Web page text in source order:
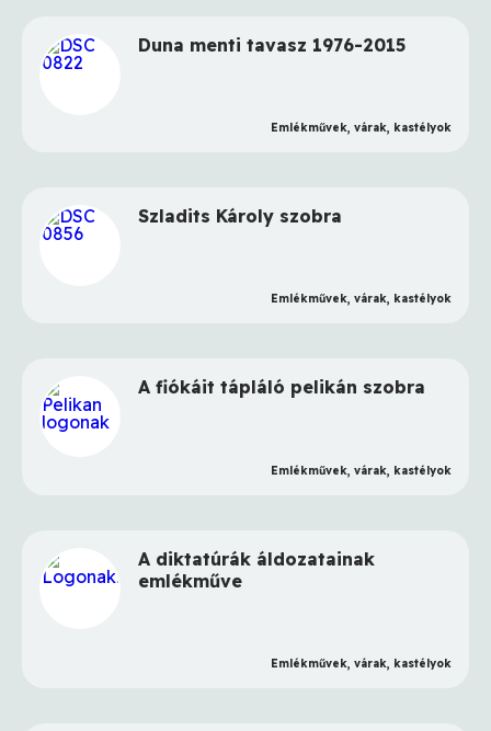
Duna menti tavasz 1976-2015
Emlékművek, várak, kastélyok
Szladits Károly szobra
Emlékművek, várak, kastélyok
A fiókáit tápláló pelikán szobra
Emlékművek, várak, kastélyok
A diktatúrák áldozatainak
emlékműve
Emlékművek, várak, kastélyok